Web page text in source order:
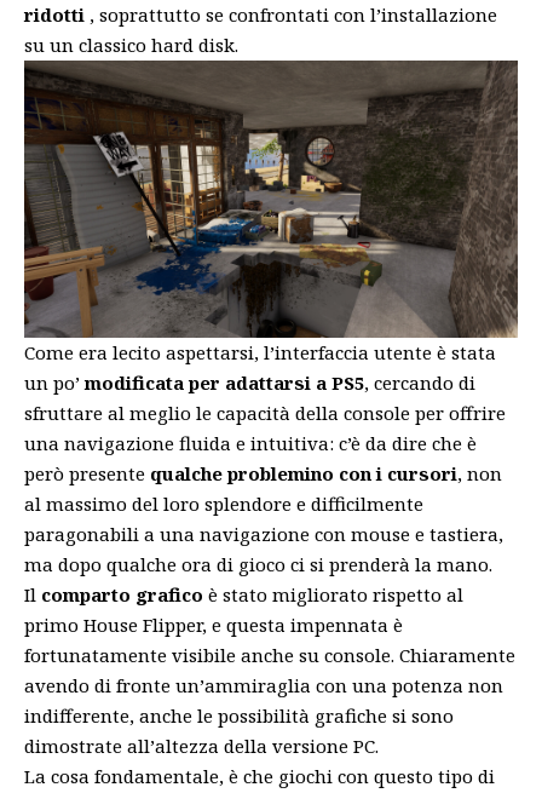
ridotti , soprattutto se confrontati con l’installazione
su un classico hard disk.
Come era lecito aspettarsi, l’interfaccia utente è stata
un po’modificata per adattarsi a PS5, cercando di
sfruttare al meglio le capacità della console per offrire
una navigazione fluida e intuitiva: c’è da dire che è
però presente qualche problemino con i cursori, non
al massimo del loro splendore e difficilmente
paragonabili a una navigazione con mouse e tastiera,
ma dopo qualche ora di gioco ci si prenderà la mano.
Il comparto grafico è stato migliorato rispetto al
primo House Flipper, e questa impennata è
fortunatamente visibile anche su console. Chiaramente
avendo di fronte un’ammiraglia con una potenza non
indifferente, anche le possibilità grafiche si sono
dimostrate all’altezza della versione PC.
La cosa fondamentale, è che giochi con questo tipo di